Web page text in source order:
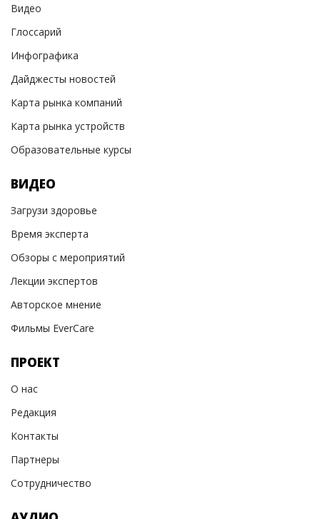
Видео
Глоссарий
Инфографика
Дайджесты новостей
Карта рынка компаний
Карта рынка устройств
Образовательные курсы
ВИДЕО
Загрузи здоровье
Время эксперта
Обзоры с мероприятий
Лекции экспертов
Авторское мнение
Фильмы EverCare
ПРОЕКТ
О нас
Редакция
Контакты
Партнеры
Сотрудничество